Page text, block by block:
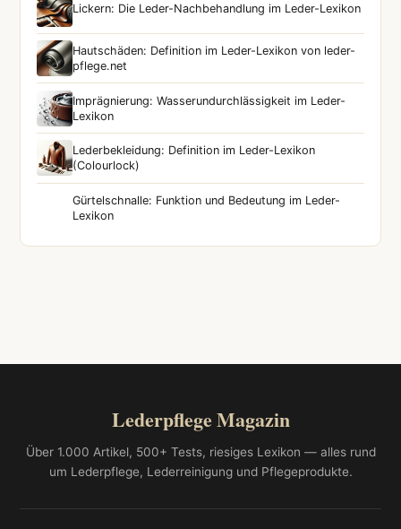
Lickern: Die Leder-Nachbehandlung im Leder-Lexikon
Hautschäden: Definition im Leder-Lexikon von leder-
pflege.net
Imprägnierung: Wasserundurchlässigkeit im Leder-
Lexikon
Lederbekleidung: Definition im Leder-Lexikon
(Colourlock)
Gürtelschnalle: Funktion und Bedeutung im Leder-
Lexikon
Lederpflege Magazin
Über 1.000 Artikel, 500+ Tests, riesiges Lexikon — alles rund
um Lederpflege, Lederreinigung und Pflegeprodukte.